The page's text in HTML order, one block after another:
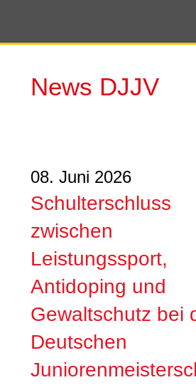
News DJJV
08. Juni 2026
Schulterschluss
zwischen
Leistungssport,
Antidoping und
Gewaltschutz bei
Deutschen